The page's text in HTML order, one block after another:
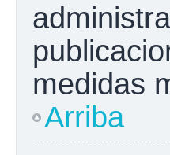
medidas
Arriba